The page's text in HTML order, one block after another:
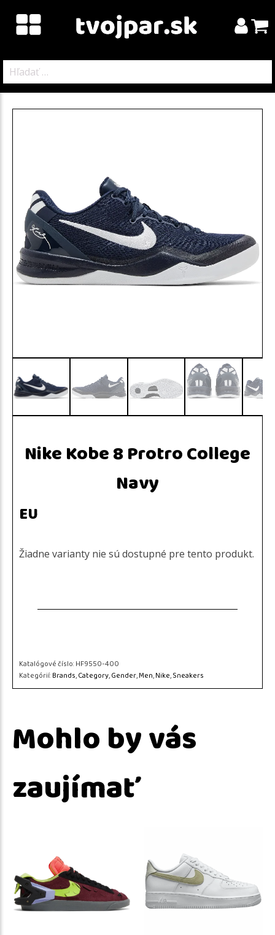
Nike Kobe 8 Protro College
Navy
EU
Žiadne varianty nie sú dostupné pre tento produkt.
Katalógové číslo:HF9550-400
Kategórií:Brands,Category,Gender,Men,Nike,Sneakers
Mohlo by vás
zaujímať